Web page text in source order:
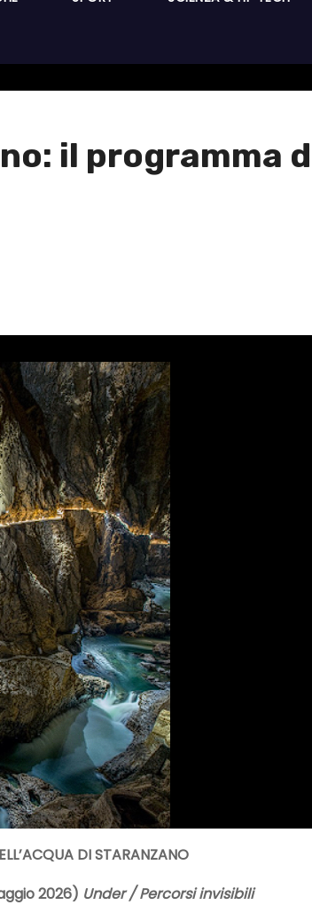
il programma
DI STARANZANO
2026) Under / Percorsi invisibili